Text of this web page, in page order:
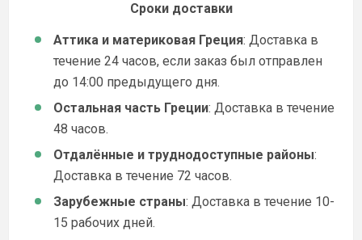
Сроки доставки
Аттика и материковая Греция: Доставка в
течение 24 часов, если заказ был отправлен
до 14:00 предыдущего дня.
Остальная часть Греции: Доставка в течение
48 часов.
Отдалённые и труднодоступные районы:
Доставка в течение 72 часов.
Зарубежные страны: Доставка в течение 10-
15 рабочих дней.